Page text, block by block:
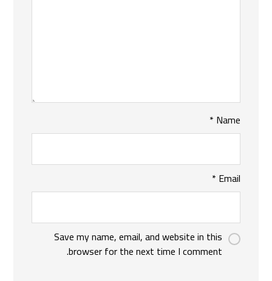
Name
*
Email
*
Save my name, email, and website in this
browser for the next time I comment.